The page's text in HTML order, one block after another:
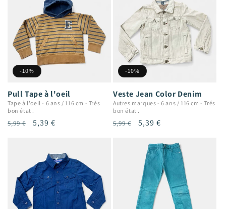
-10%
Pull Tape à l'oeil
Tape à l'oeil - 6 ans / 116 cm - Trés
bon état .
Prix
5,99 €
Prix
5,39 €
-10%
Veste Jean Color Denim
Autres marques -6 ans / 116 cm -Trés
bon état .
Prix
5,99 €
Prix
5,39 €